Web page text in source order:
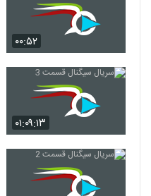
۰۰:۵۲
۰۱:۰۹:۱۳